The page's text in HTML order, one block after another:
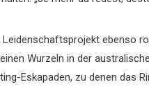
ebenso
Wurzeln in der
Eskapaden, zu denen das